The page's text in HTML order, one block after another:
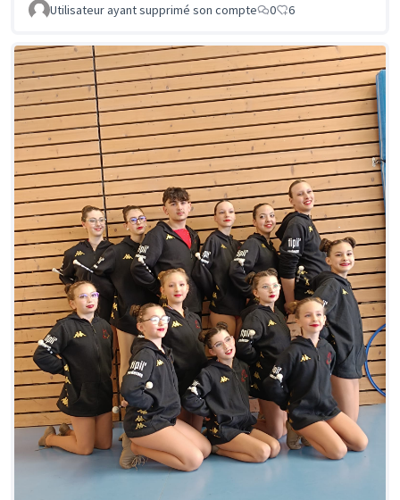
Utilisateur ayant supprimé son compte
0 6